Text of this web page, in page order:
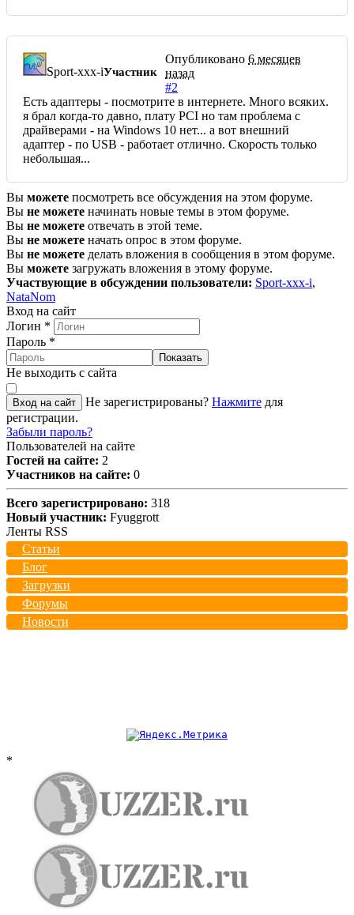
Sport-xxx-iУчастник
Опубликовано 6 месяцев
назад
#2
Есть адаптеры - посмотрите в интернете. Много всяких.
я брал когда-то давно, плату PCI но там проблема с
драйверами - на Windows 10 нет... а вот внешний
адаптер - по USB - работает отлично. Скорость только
небольшая...
Вы можете посмотреть все обсуждения на этом форуме.
Вы не можете начинать новые темы в этом форуме.
Вы не можете отвечать в этой теме.
Вы не можете начать опрос в этом форуме.
Вы не можете делать вложения в сообщения в этом форуме.
Вы можете загружать вложения в этому форуме.
Участвующие в обсуждении пользователи: Sport-xxx-i,
NataNom
Вход на сайт
Логин *
Пароль *
Показать
Не выходить с сайта
Вход на сайт Не зарегистрированы? Нажмите для
регистрации.
Забыли пароль?
Пользователей на сайте
Гостей на сайте: 2
Участников на сайте: 0
Всего зарегистрировано: 318
Новый участник: Fyuggrott
Ленты RSS
Статьи
Блог
Загрузки
Форумы
Новости
*